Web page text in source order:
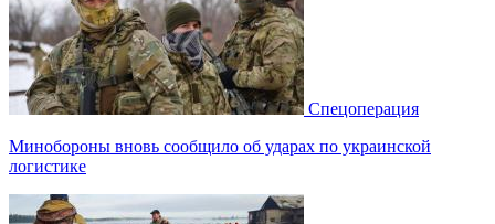
Спецоперация
Минобороны вновь сообщило об ударах по украинской
логистике